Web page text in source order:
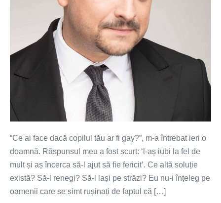
“Ce ai face dacă copilul tău ar fi gay?”, m-a întrebat ieri o
doamnă. Răspunsul meu a fost scurt: ‘l-aș iubi la fel de
mult și aș încerca să-l ajut să fie fericit’. Ce altă soluție
există? Să-l renegi? Să-l lași pe străzi? Eu nu-i înțeleg pe
oamenii care se simt rușinați de faptul că […]